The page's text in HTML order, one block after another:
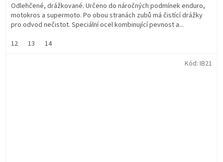
Odlehčené, drážkované. Určeno do náročných podmínek enduro,
motokros a supermoto. Po obou stranách zubů má čistící drážky
pro odvod nečistot. Speciální ocel kombinující pevnost a...
12
13 14
Kód: IB21